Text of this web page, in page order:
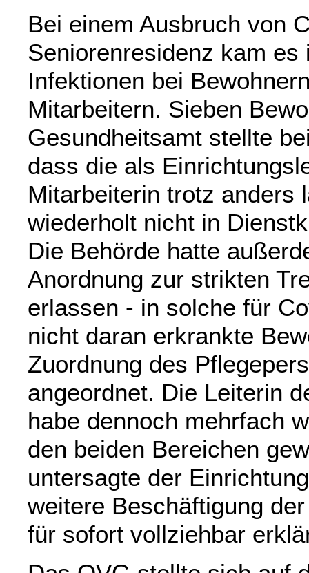
Bei einem Ausbruch von
Seniorenresidenz kam
Infektionen bei
Mitarbeitern. Sieben
Gesundheitsamt stellte
dass die als
Mitarbeiterin trotz anders
wiederholt nicht in
Die Behörde hatte
Anordnung zur strikten
erlassen - in solche für
nicht daran erkrankte
Zuordnung des
angeordnet. Die Leiterin
habe dennoch mehrfach
den beiden Bereichen
untersagte der
weitere Beschäftigung
für sofort vollziehbar